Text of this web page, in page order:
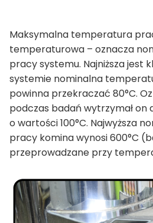
Maksymalna temperatura
temperaturowa – oznacza
pracy systemu. Najniższa jest
systemie nominalna
powinna przekraczać 80°C.
podczas badań wytrzymał on
o wartości 100°C. Najwyższa
pracy komina wynosi 600°C
przeprowadzane przy